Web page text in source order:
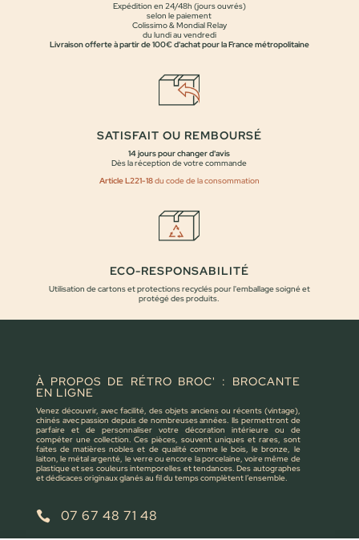
Expédition en 24/48h (jours ouvrés)
selon le paiement
Colissimo & Mondial Relay
du lundi au vendredi
Livraison offerte à partir de 100€ d'achat pour la France métropolitaine
SATISFAIT OU REMBOURSÉ
14 jours pour changer d'avis
Dès la réception de votre commande
Article L221-18du code de la consommation
ECO-RESPONSABILITÉ
Utilisation de cartons et protections recyclés pour l'emballage soigné et
protégé des produits.
À PROPOS DE RÉTRO BROC' : BROCANTE
EN LIGNE
Venez découvrir, avec facilité, des objets anciens ou récents (vintage),
chinés avec passion depuis de nombreuses années. Ils permettront de
parfaire et de personnaliser votre décoration intérieure ou de
compéter une collection. Ces pièces, souvent uniques et rares, sont
faites de matières nobles et de qualité comme le bois, le bronze, le
laiton, le métal argenté, le verre ou encore la porcelaine, voire même de
plastique et ses couleurs intemporelles et tendances. Des autographes
et dédicaces originaux glanés au fil du temps complètent l’ensemble.

07 67 48 71 48